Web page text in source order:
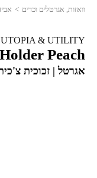
וואזות, אגרטלים וכדים >
UTOPIA & UTILITY
Peach
אגרטל | זכוכית